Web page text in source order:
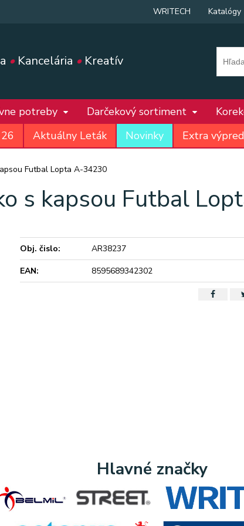
•Kancelária •Kreatív
WRITECH Katalógy
potreby Darčekový sortiment
Aktuálny Leták Novinky Extra
Futbal Lopta A-34230
s kapsou Futbal
Obj. čislo:
AR38237
EAN:
8595689342302
Hlavné značky